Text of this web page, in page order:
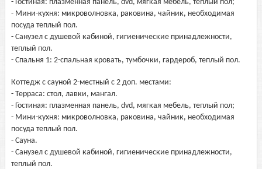
- Гостиная: плазменная панель, dvd, мягкая мебель, теплый пол;
- Мини-кухня: микроволновка, раковина, чайник, необходимая
посуда теплый пол.
- Санузел с душевой кабиной, гигиенические принадлежности,
теплый пол.
- Спальня 1: 2-спальная кровать, тумбочки, гардероб, теплый пол.
Коттедж с сауной 2-местный с 2 доп. местами:
- Терраса: стол, лавки, мангал.
- Гостиная: плазменная панель, dvd, мягкая мебель, теплый пол;
- Мини-кухня: микроволновка, раковина, чайник, необходимая
посуда теплый пол.
- Сауна.
- Санузел с душевой кабиной, гигиенические принадлежности,
теплый пол.